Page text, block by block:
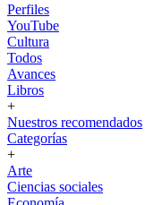
Perfiles
YouTube
Cultura
Todos
Avances
Libros
+
Nuestros recomendados
Categorías
+
Arte
Ciencias sociales